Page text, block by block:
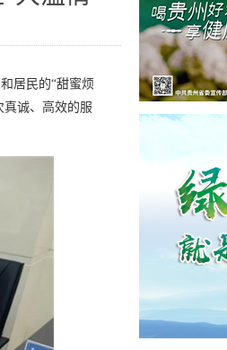
居民的“甜蜜烦
真诚、高效的服